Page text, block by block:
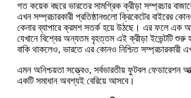
গত কয়েক বছরে ভারতের সামগ্রিক ক্রীড়া সম্প্রচার
এখন সম্প্রচারকারী প্রতিষ্ঠানগুলো ক্রিকেটের বাইরের
কেনার ব্যাপারে ক্রমশ সতর্ক হয়ে উঠছে। এর ফলে এক
যেখানে বিশ্বের অন্যতম বৃহত্তম এই ক্রীড়া ইভেন্টটি
বাকি থাকলেও, ভারতে এর কোনও নিশ্চিত সম্প্রচারকারী
এমন অনিশ্চয়তা সত্ত্বেও, সর্বভারতীয় ফুটবল ফেডারেশন
একটি সমাধান অবশ্যই বেরিয়ে আসবে।